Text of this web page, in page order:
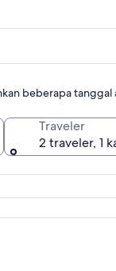
Mata Air
beberapa tanggal
Traveler
2 traveler, 1